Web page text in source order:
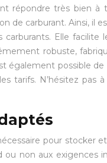
répondre très
de carburant. Ainsi, il
Elle
robuste,
également possible
tarifs. N’hésitez
pour stocker
non aux